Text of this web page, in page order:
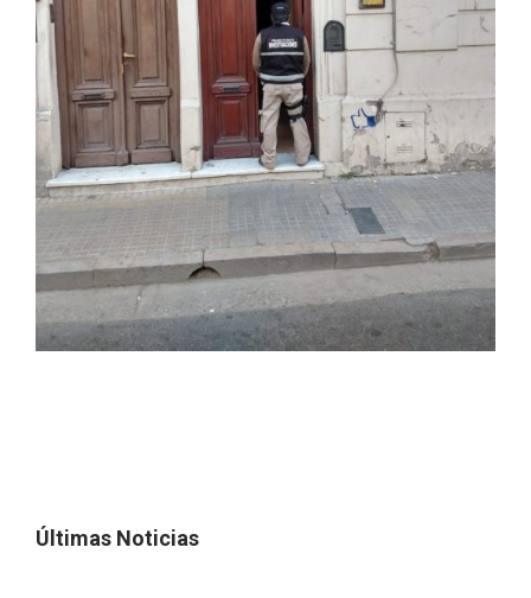
Últimas Noticias